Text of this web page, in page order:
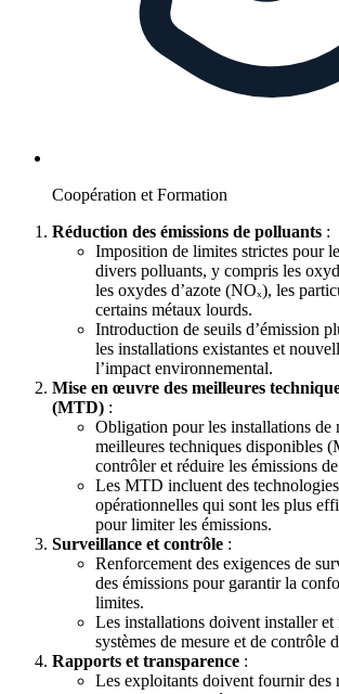
Coopération et Formation
Réduction des émissions de polluants :
Imposition de limites strictes pour
divers polluants, y compris les
les oxydes d’azote (NOₓ), les
certains métaux lourds.
Introduction de seuils d’émission
les installations existantes et
l’impact environnemental.
Mise en œuvre des meilleures
(MTD) :
Obligation pour les installations de
meilleures techniques disponibles
contrôler et réduire les émissions
Les MTD incluent des
opérationnelles qui sont les plus
pour limiter les émissions.
Surveillance et contrôle :
Renforcement des exigences de
des émissions pour garantir la
limites.
Les installations doivent installer et
systèmes de mesure et de contrôle
Rapports et transparence :
Les exploitants doivent fournir des